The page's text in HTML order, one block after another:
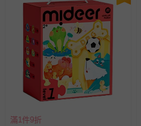
滿1件9折